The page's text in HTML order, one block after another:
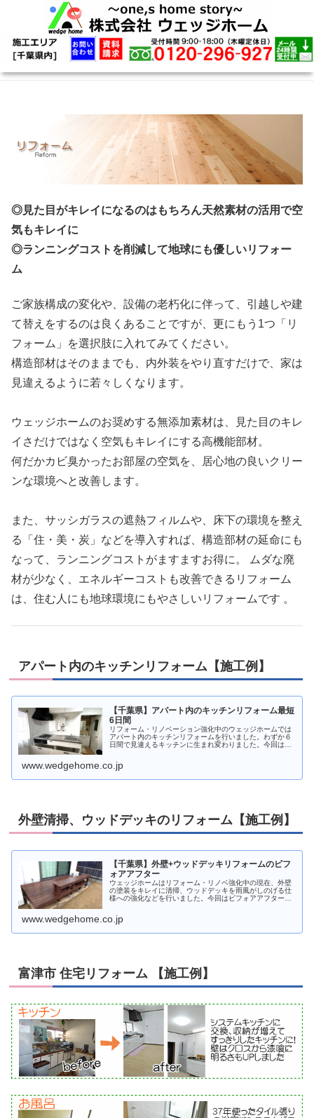
◎見た目がキレイになるのはもちろん天然素材の活用で空
気もキレイに
◎ランニングコストを削減して地球にも優しいリフォー
ム
ご家族構成の変化や、設備の老朽化に伴って、引越しや建
て替えをするのは良くあることですが、更にもう1つ「リ
フォーム」を選択肢に入れてみてください。
構造部材はそのままでも、内外装をやり直すだけで、家は
見違えるように若々しくなります。
ウェッジホームのお奨めする無添加素材は、見た目のキレ
イさだけではなく空気もキレイにする高機能部材。
何だかカビ臭かったお部屋の空気を、居心地の良いクリー
ンな環境へと改善します。
また、サッシガラスの遮熱フィルムや、床下の環境を整え
る「住・美・炭」などを導入すれば、構造部材の延命にも
なって、ランニングコストがますますお得に。 ムダな廃
材が少なく、エネルギーコストも改善できるリフォーム
は、住む人にも地球環境にもやさしいリフォームです 。
アパート内のキッチンリフォーム【施工例】
【千葉県】アパート内のキッチンリフォーム最短
6日間
リフォーム・リノベーション強化中のウェッジホームでは
アパート内のキッチンリフォームを行いました。わずか６
日間で見違えるキッチンに生まれ変わりました。今回は図
www.wedgehome.co.jp
外壁清掃、ウッドデッキのリフォーム【施工例】
【千葉県】外壁+ウッドデッキリフォームのビフ
ォアアフター
ウェッジホームはリフォーム・リノベ強化中の現在、外壁
の塗装をキレイに清掃、ウッドデッキを雨風がしのげる仕
様への強化などを行いました。今回はビフォアアフターを
www.wedgehome.co.jp
富津市 住宅リフォーム 【施工例】